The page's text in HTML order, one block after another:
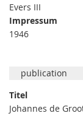
Evers III
Impressum
1946
publication
Titel
Johannes de